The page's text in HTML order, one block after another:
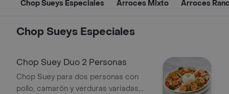
Chop Sueys Especiales Arroces Mixto Arroces
Chop Sueys Especiales
Chop Suey Duo 2 Personas
Chop Suey para dos personas con
pollo, camarón y verduras variadas,